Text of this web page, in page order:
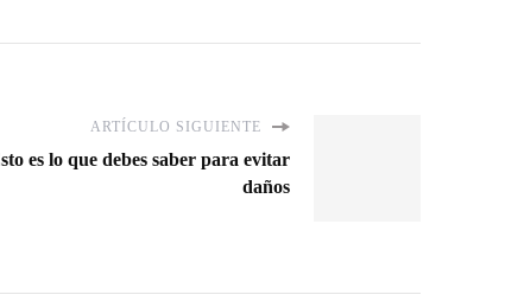
ARTÍCULO SIGUIENTE
es lo que debes saber para evitar
daños